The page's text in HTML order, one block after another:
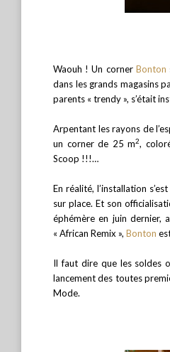
Waouh ! Un corner Bonton
dans les grands magasins
parents « trendy », s’était
Arpentant les rayons de
un corner de 25 m2,
Scoop !!!…
En réalité, l’installation
sur place. Et son
éphémère en juin dernier,
« African Remix », Bonton
Il faut dire que les soldes
lancement des toutes
Mode.